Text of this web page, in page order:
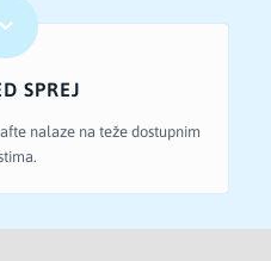
SPREJ
nalaze na teže dostupnim